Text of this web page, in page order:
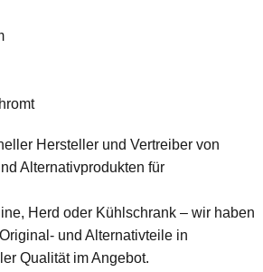
Hersteller und Vertreiber von
Alternativprodukten für
Herd oder Kühlschrank – wir haben
und Alternativteile in
Qualität im Angebot.